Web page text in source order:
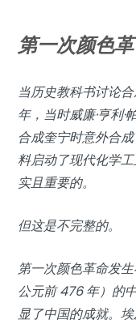
第一次颜色
当历史教科书讨论
年，当时威廉·亨利
合成奎宁时意外合
料启动了现代化学
实且重要的。
但这是不完整的。
第一次颜色革命发
公元前 476 年）的
显了中国的成就。